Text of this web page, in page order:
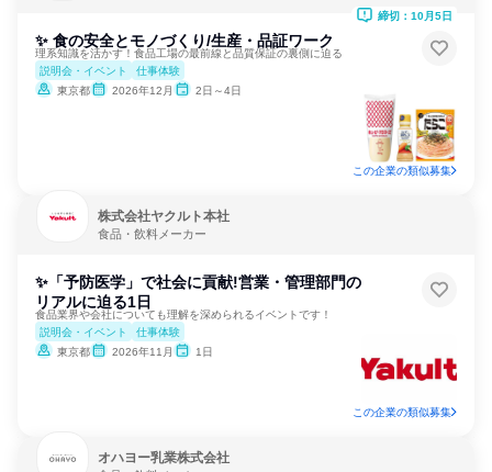
✨ 食の安全とモノづくり/生産・品証ワーク
理系知識を活かす！食品工場の最前線と品質保証の裏側に迫る
説明会・イベント
仕事体験
東京都
2026年12月 2日～4日
締切：10月5日
この企業の類似募集
株式会社ヤクルト本社
食品・飲料メーカー
✨「予防医学」で社会に貢献!営業・管理部門の
リアルに迫る1日
食品業界や会社についても理解を深められるイベントです！
説明会・イベント
仕事体験
東京都
2026年11月 1日
この企業の類似募集
オハヨー乳業株式会社